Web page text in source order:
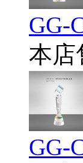
GG-
本店
GG-